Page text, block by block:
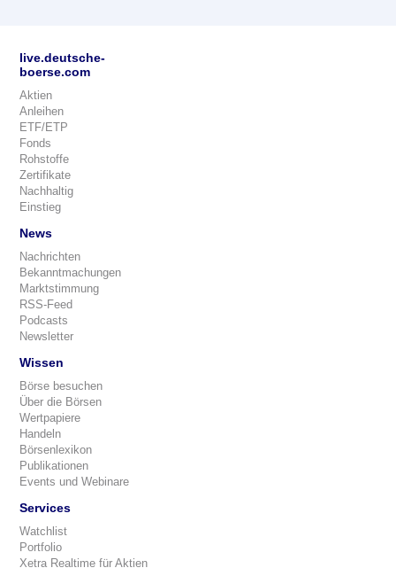
live.deutsche-
boerse.com
Aktien
Anleihen
ETF/ETP
Fonds
Rohstoffe
Zertifikate
Nachhaltig
Einstieg
News
Nachrichten
Bekanntmachungen
Marktstimmung
RSS-Feed
Podcasts
Newsletter
Wissen
Börse besuchen
Über die Börsen
Wertpapiere
Handeln
Börsenlexikon
Publikationen
Events und Webinare
Services
Watchlist
Portfolio
Xetra Realtime für Aktien